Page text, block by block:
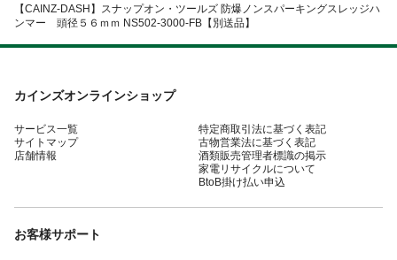
【CAINZ-DASH】スナップオン・ツールズ 防爆ノンスパーキングスレッジハ
ンマー 頭径５６ｍｍ NS502-3000-FB【別送品】
カインズオンラインショップ
サービス一覧
サイトマップ
店舗情報
特定商取引法に基づく表記
古物営業法に基づく表記
酒類販売管理者標識の掲示
家電リサイクルについて
BtoB掛け払い申込
お客様サポート